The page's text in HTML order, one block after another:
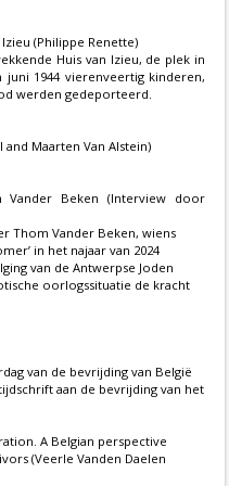
(Philippe Renette)
Huis van Izieu, de plek in
1944 vierenveertig kinderen,
werden gedeporteerd.
and Maarten Van Alstein)
Beken (Interview door
Thom Vander Beken, wiens
in het najaar van 2024
van de Antwerpse Joden
oorlogssituatie de kracht
van de bevrijding van België
aan de bevrijding van het
A Belgian perspective
(Veerle Vanden Daelen